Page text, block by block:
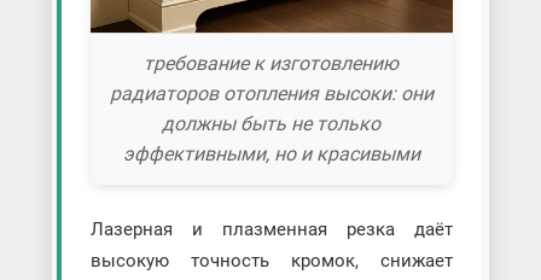
требование к изготовлению
радиаторов отопления высоки: они
должны быть не только
эффективными, но и красивыми
Лазерная и плазменная резка даёт
высокую точность кромок, снижает